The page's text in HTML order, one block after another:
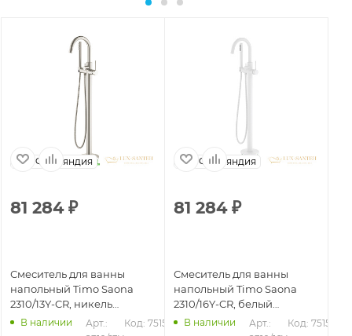
Финляндия
81 284₽
Смеситель для ванны
напольный Timo Saona
2310/13Y-CR, никель
брашированный
В наличии
Арт.:
Код: 75152
Финляндия
81 284₽
Смеситель для ванны
напольный Timo Saona
2310/16Y-CR, белый
матовый
В наличии
Арт.:
Код: 75153